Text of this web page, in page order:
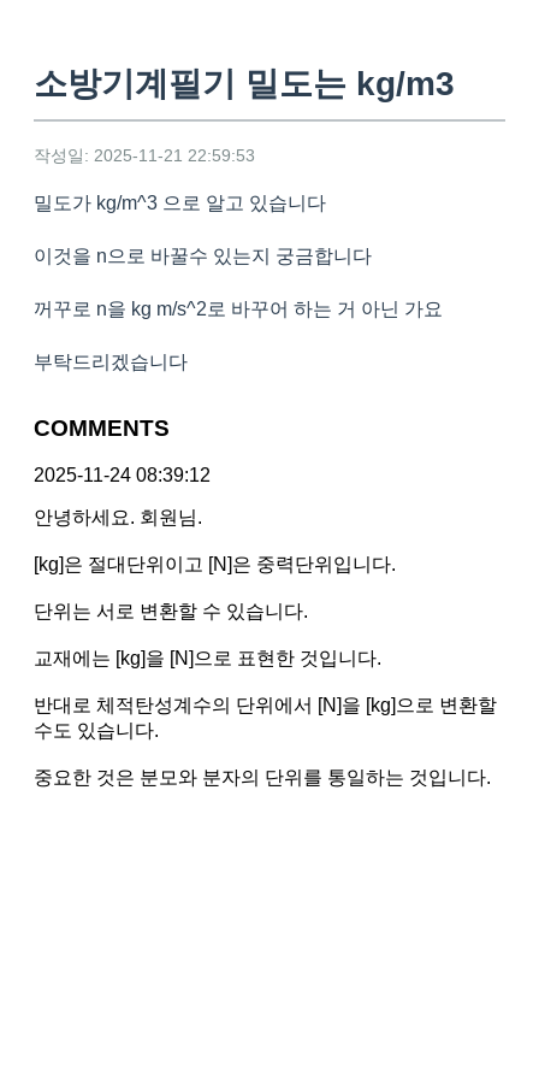
소방기계필기 밀도는 kg/m3
작성일: 2025-11-21 22:59:53
밀도가 kg/m^3 으로 알고 있습니다
이것을 n으로 바꿀수 있는지 궁금합니다
꺼꾸로 n을 kg m/s^2로 바꾸어 하는 거 아닌 가요
부탁드리겠습니다
COMMENTS
2025-11-24 08:39:12
안녕하세요. 회원님.
[kg]은 절대단위이고 [N]은 중력단위입니다.
단위는 서로 변환할 수 있습니다.
교재에는 [kg]을 [N]으로 표현한 것입니다.
반대로 체적탄성계수의 단위에서 [N]을 [kg]으로 변환할
수도 있습니다.
중요한 것은 분모와 분자의 단위를 통일하는 것입니다.